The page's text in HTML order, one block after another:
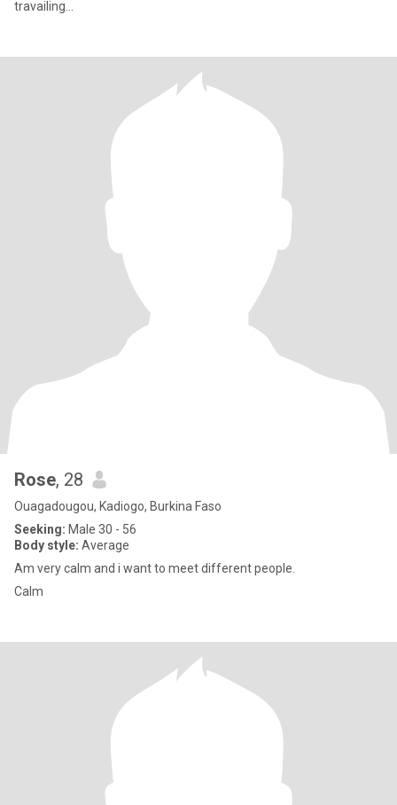
travailing...
Rose, 28
Ouagadougou, Kadiogo, Burkina Faso
Seeking: Male 30 - 56
Body style: Average
Am very calm and i want to meet different people.
Calm